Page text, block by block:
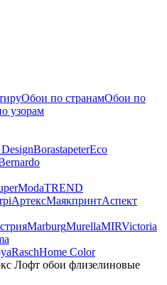
Обои по странамОбои по
узорам
BorastapeterEco
TREND
АртексМаякпринтАспект
MarburgMurellaMIRVictoria
RaschHome Color
Лофт обои флизелиновые